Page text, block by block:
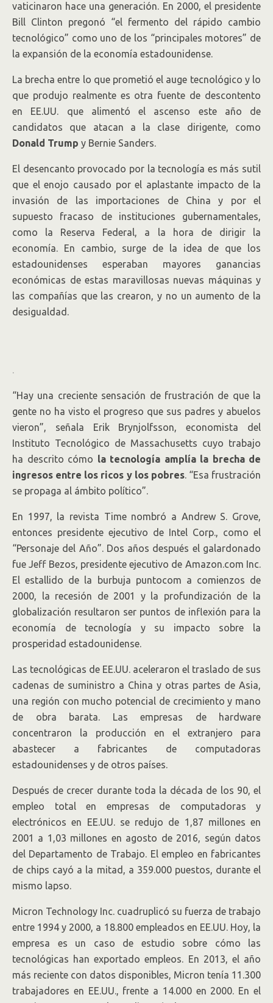
vaticinaron hace una generación. En 2000, el presidente
Bill Clinton pregonó “el fermento del rápido cambio
tecnológico” como uno de los “principales motores” de
la expansión de la economía estadounidense.
La brecha entre lo que prometió el auge tecnológico y lo
que produjo realmente es otra fuente de descontento
en EE.UU. que alimentó el ascenso este año de
candidatos que atacan a la clase dirigente, como
Donald Trump y Bernie Sanders.
El desencanto provocado por la tecnología es más sutil
que el enojo causado por el aplastante impacto de la
invasión de las importaciones de China y por el
supuesto fracaso de instituciones gubernamentales,
como la Reserva Federal, a la hora de dirigir la
economía. En cambio, surge de la idea de que los
estadounidenses esperaban mayores ganancias
económicas de estas maravillosas nuevas máquinas y
las compañías que las crearon, y no un aumento de la
desigualdad.
.
“Hay una creciente sensación de frustración de que la
gente no ha visto el progreso que sus padres y abuelos
vieron”, señala Erik Brynjolfsson, economista del
Instituto Tecnológico de Massachusetts cuyo trabajo
ha descrito cómo la tecnología amplía la brecha de
ingresos entre los ricos y los pobres. “Esa frustración
se propaga al ámbito político”.
En 1997, la revista Time nombró a Andrew S. Grove,
entonces presidente ejecutivo de Intel Corp., como el
“Personaje del Año”. Dos años después el galardonado
fue Jeff Bezos, presidente ejecutivo de Amazon.com Inc.
El estallido de la burbuja puntocom a comienzos de
2000, la recesión de 2001 y la profundización de la
globalización resultaron ser puntos de inflexión para la
economía de tecnología y su impacto sobre la
prosperidad estadounidense.
Las tecnológicas de EE.UU. aceleraron el traslado de sus
cadenas de suministro a China y otras partes de Asia,
una región con mucho potencial de crecimiento y mano
de obra barata. Las empresas de hardware
concentraron la producción en el extranjero para
abastecer a fabricantes de computadoras
estadounidenses y de otros países.
Después de crecer durante toda la década de los 90, el
empleo total en empresas de computadoras y
electrónicos en EE.UU. se redujo de 1,87 millones en
2001 a 1,03 millones en agosto de 2016, según datos
del Departamento de Trabajo. El empleo en fabricantes
de chips cayó a la mitad, a 359.000 puestos, durante el
mismo lapso.
Micron Technology Inc. cuadruplicó su fuerza de trabajo
entre 1994 y 2000, a 18.800 empleados en EE.UU. Hoy, la
empresa es un caso de estudio sobre cómo las
tecnológicas han exportado empleos. En 2013, el año
más reciente con datos disponibles, Micron tenía 11.300
trabajadores en EE.UU., frente a 14.000 en 2000. En el